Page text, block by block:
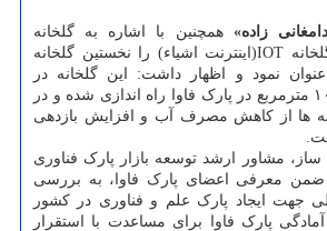
زاده»همچنین با اشاره به گلخانه
هوشمند پارک فاوا، گلخانه IOT(اینترنت اشیاء) را نخستین گلخانه
نمود و اظهار داشت: این گلخانه در
فضایی به مساحت ۱۰۰ مترمربع در پارک فاوا راه اندازی شده و در
ها از کاهش مصرف آب و افزایش بازدهی
مشاور ارشد توسعه بازار پارک فناوری
ضمن معرفی اعضای پارک فاوا، به بررسی
جهت ایجاد پارک علم و فناوری در کشور
پارک فاوا برای مساعدت با استقرار